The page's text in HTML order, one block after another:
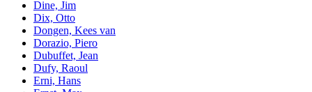
Dine, Jim
Dix, Otto
Dongen, Kees van
Dorazio, Piero
Dubuffet, Jean
Dufy, Raoul
Erni, Hans